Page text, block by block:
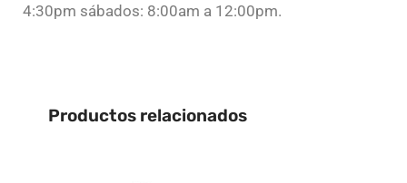
4:30pm sábados: 8:00am a 12:00pm.
Productos relacionados